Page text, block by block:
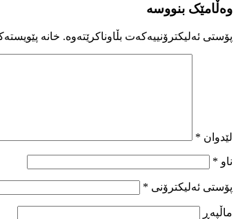
وەڵامێک بنووسە
پۆستی ئەلیکترۆنییەکەت بڵاوناکرێتەوە. خانە
لێدوان *
ناو *
پۆستی ئەلیکترۆنی *
ماڵپه‌ڕ